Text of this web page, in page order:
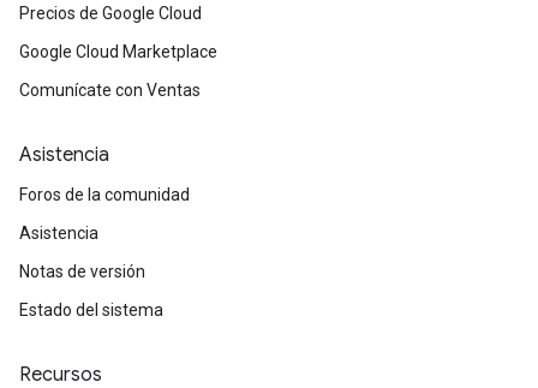
Precios de Google Cloud
Google Cloud Marketplace
Comunícate con Ventas
Asistencia
Foros de la comunidad
Asistencia
Notas de versión
Estado del sistema
Recursos